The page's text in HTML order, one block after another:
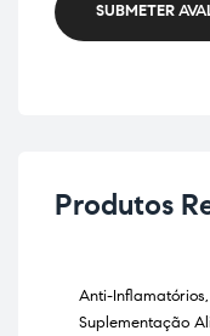
SUBMETER
Produtos
Anti-Inflamatórios,
Suplementação